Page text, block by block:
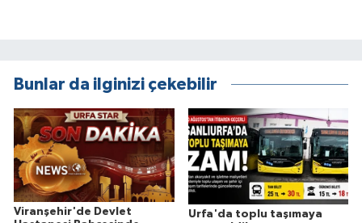
Bunlar da ilginizi çekebilir
Viranşehir'de Devlet
Urfa'da toplu taşımaya